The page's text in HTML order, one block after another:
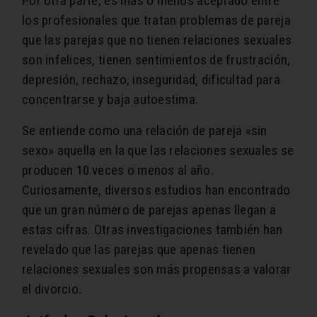
los profesionales que tratan problemas de pareja
que las parejas que no tienen relaciones sexuales
son infelices, tienen sentimientos de frustración,
depresión, rechazo, inseguridad, dificultad para
concentrarse y baja autoestima.
Se entiende como una relación de pareja «sin
sexo» aquella en la que las relaciones sexuales se
producen 10 veces o menos al año.
Curiosamente, diversos estudios han encontrado
que un gran número de parejas apenas llegan a
estas cifras. Otras investigaciones también han
revelado que las parejas que apenas tienen
relaciones sexuales son más propensas a valorar
el divorcio.